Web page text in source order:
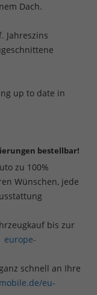
Dach.
Jahreszins
up to date in
bestellbar!
zu 100%
Wünschen, jede
bis zur
europe-
schnell an Ihre
eu-